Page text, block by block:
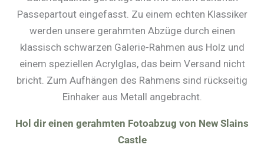
Passepartout eingefasst. Zu einem echten Klassiker
werden unsere gerahmten Abzüge durch einen
klassisch schwarzen Galerie-Rahmen aus Holz und
einem speziellen Acrylglas, das beim Versand nicht
bricht. Zum Aufhängen des Rahmens sind rückseitig
Einhaker aus Metall angebracht.
Hol dir einen gerahmten Fotoabzug von New Slains
Castle